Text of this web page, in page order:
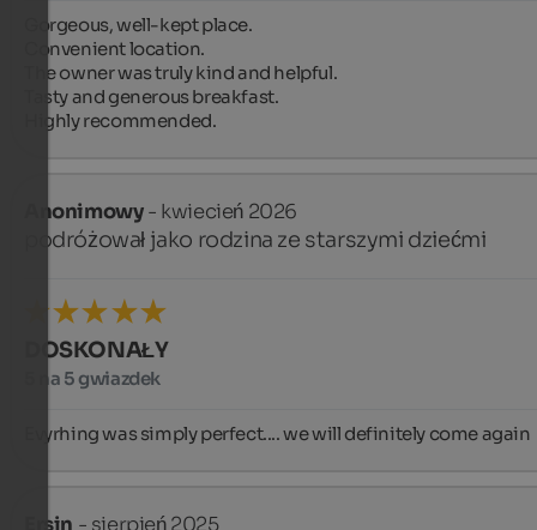
Gorgeous, well-kept place.
Convenient location.
The owner was truly kind and helpful.
Tasty and generous breakfast.
Highly recommended.
Anonimowy- kwiecień 2026
podróżował jako rodzina ze starszymi dziećmi
DOSKONAŁY
5 na 5 gwiazdek
Evyrhing was simply perfect.... we will definitely come again
Ersin - sierpień 2025